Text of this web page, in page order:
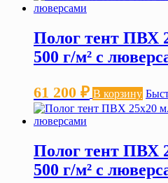
Полог тент ПВХ
500 г/м² с
61 200 ₽ В корзину
Полог тент ПВХ
500 г/м² с